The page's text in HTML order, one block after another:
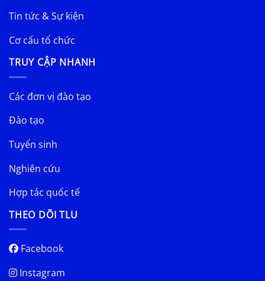
Tin tức & Sự kiện
Cơ cấu tổ chức
TRUY CẬP NHANH
Các đơn vị đào tạo
Đào tạo
Tuyển sinh
Nghiên cứu
Hợp tác quốc tế
THEO DÕI TLU
Facebook
Instagram